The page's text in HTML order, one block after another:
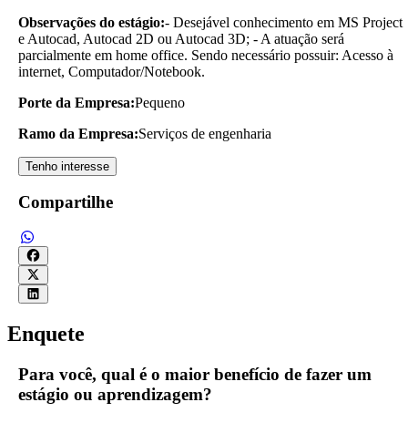
Observações do estágio:- Desejável conhecimento em MS Project
e Autocad, Autocad 2D ou Autocad 3D; - A atuação será
parcialmente em home office. Sendo necessário possuir: Acesso à
internet, Computador/Notebook.
Porte da Empresa:Pequeno
Ramo da Empresa:Serviços de engenharia
Tenho interesse
Compartilhe
Enquete
Para você, qual é o maior benefício de fazer um
estágio ou aprendizagem?